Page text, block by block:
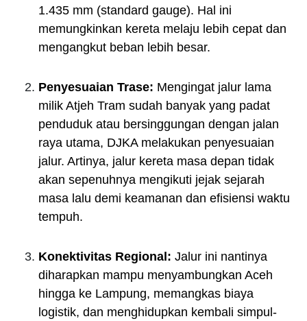
1.435 mm (standard gauge). Hal ini
memungkinkan kereta melaju lebih cepat dan
mengangkut beban lebih besar.
Penyesuaian Trase: Mengingat jalur lama
milik Atjeh Tram sudah banyak yang padat
penduduk atau bersinggungan dengan jalan
raya utama, DJKA melakukan penyesuaian
jalur. Artinya, jalur kereta masa depan tidak
akan sepenuhnya mengikuti jejak sejarah
masa lalu demi keamanan dan efisiensi waktu
tempuh.
Konektivitas Regional: Jalur ini nantinya
diharapkan mampu menyambungkan Aceh
hingga ke Lampung, memangkas biaya
logistik, dan menghidupkan kembali simpul-